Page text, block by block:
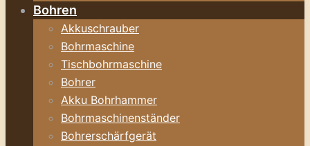
Bohren
Akkuschrauber
Bohrmaschine
Tischbohrmaschine
Bohrer
Akku Bohrhammer
Bohrmaschinenständer
Bohrerschärfgerät